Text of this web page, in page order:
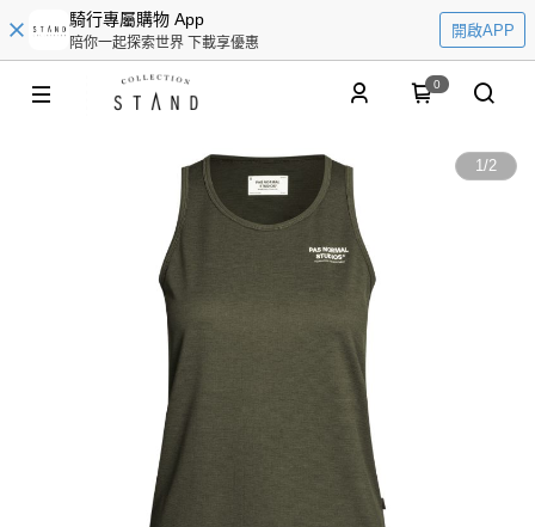
騎行專屬購物 App
陪你一起探索世界 下載享優惠
開啟APP
0
1/2